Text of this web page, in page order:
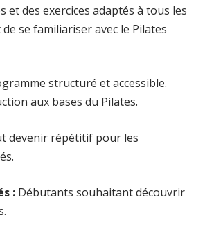
et des exercices adaptés à tous les
se familiariser avec le Pilates
structuré et accessible.
aux bases du Pilates.
devenir répétitif pour les
: Débutants souhaitant découvrir